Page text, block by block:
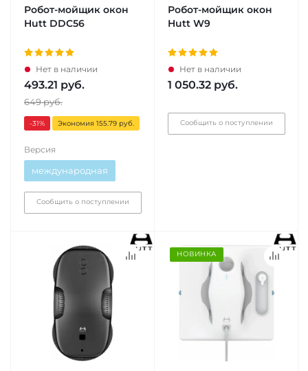
Робот-мойщик окон
Hutt DDC56
Нет в наличии
493.21 руб.
649руб.
-31% Экономия 155.79 руб.
Версия
международная
Сообщить о поступлении
Робот-мойщик окон
Hutt W9
Нет в наличии
1 050.32 руб.
Сообщить о поступлении
НОВИНКА